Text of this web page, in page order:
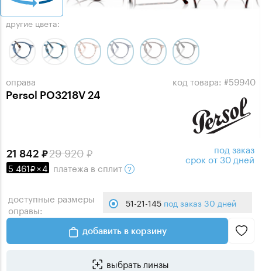
оправа
Persol PO3218V 24
код товара: #59940
другие цвета:
29 920
21 842
5 461 ×4 платежа в сплит
под заказ
срок от 30 дней
доступные размеры
оправы:
51-21-145 под заказ 30 дней
добавить в корзину
выбрать линзы